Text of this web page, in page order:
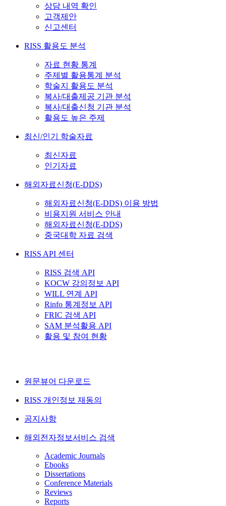
상담 내역 확인
고객제안
신고센터
RISS 활용도 분석
자료 현황 통계
주제별 활용통계 분석
학술지 활용도 분석
복사/대출제공 기관 분석
복사/대출신청 기관 분석
활용도 높은 주제
최신/인기 학술자료
최신자료
인기자료
해외자료신청(E-DDS)
해외자료신청(E-DDS) 이용 방법
비용지원 서비스 안내
해외자료신청(E-DDS)
중국대학 자료 검색
RISS API 센터
RISS 검색 API
KOCW 강의정보 API
WILL 연계 API
Rinfo 통계정보 API
FRIC 검색 API
SAM 분석활용 API
활용 및 참여 현황
원문뷰어 다운로드
RISS 개인정보 재동의
공지사항
해외전자정보서비스 검색
Academic Journals
Ebooks
Dissertations
Conference Materials
Reviews
Reports